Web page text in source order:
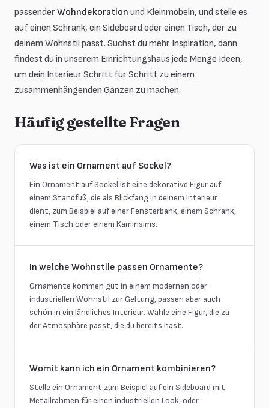
passender Wohndekoration und Kleinmöbeln, und stelle es
auf einen Schrank, ein Sideboard oder einen Tisch, der zu
deinem Wohnstil passt. Suchst du mehr Inspiration, dann
findest du in unserem Einrichtungshaus jede Menge Ideen,
um dein Interieur Schritt für Schritt zu einem
zusammenhängenden Ganzen zu machen.
Häufig gestellte Fragen
Was ist ein Ornament auf Sockel?
Ein Ornament auf Sockel ist eine dekorative Figur auf
einem Standfuß, die als Blickfang in deinem Interieur
dient, zum Beispiel auf einer Fensterbank, einem Schrank,
einem Tisch oder einem Kaminsims.
In welche Wohnstile passen Ornamente?
Ornamente kommen gut in einem modernen oder
industriellen Wohnstil zur Geltung, passen aber auch
schön in ein ländliches Interieur. Wähle eine Figur, die zu
der Atmosphäre passt, die du bereits hast.
Womit kann ich ein Ornament kombinieren?
Stelle ein Ornament zum Beispiel auf ein Sideboard mit
Metallrahmen für einen industriellen Look, oder